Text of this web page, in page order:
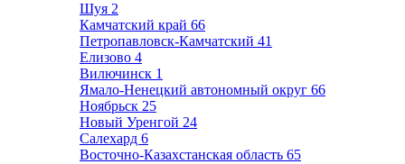
Шуя 2
Камчатский край 66
Петропавловск-Камчатский 41
Елизово 4
Вилючинск 1
Ямало-Ненецкий автономный округ 66
Ноябрьск 25
Новый Уренгой 24
Салехард 6
Восточно-Казахстанская область 65